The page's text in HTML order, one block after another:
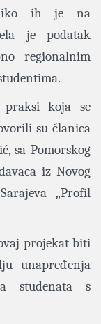
ih je na
je podatak
regionalnim
koja se
su članica
sa Pomorskog
iz Novog
„Profil
projekat biti
unapređenja
studenata s